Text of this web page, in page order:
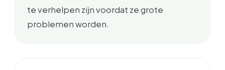
te verhelpen zijn voordat ze grote
problemen worden.